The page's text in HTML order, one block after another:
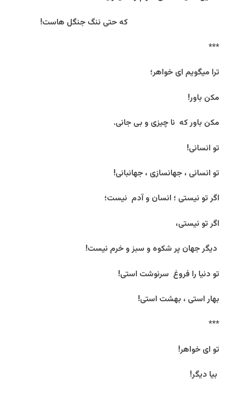
که حتی ننگ جنگل هاست!
***
ترا میگویم ای خواهر؛
مکن باور!
مکن باور که نا چیزی و بی جانی.
تو انسانی!
تو انسانی ، جهانسازی ، جهانبانی!
اگر تو نیستی ؛ انسان و آدم نیست؛
اگر تو نیستی،
دیگر جهان پر شکوه و سبز و خرم نیست!
تو دنیا را فروغ سرنوشت استی!
بهار استی ، بهشت استی!
***
تو ای خواهر!
بیا دیگر!